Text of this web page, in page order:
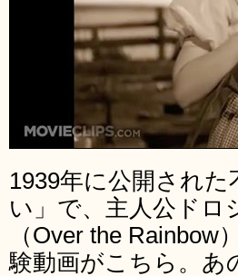
1939年に公開され
い」で、主人公ドロ
（Over the
験動画がこちら。あ